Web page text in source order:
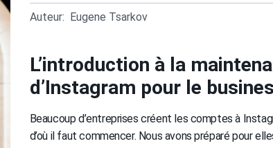
Auteur: Eugene Tsarkov
L’introduction à la
d’Instagram pour le
Beaucoup d’entreprises créent les comptes à
d’où il faut commencer. Nous avons préparé pour